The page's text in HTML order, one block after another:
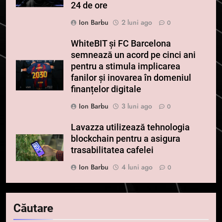
24 de ore
Ion Barbu
2 luni ago 0
WhiteBIT și FC Barcelona
semnează un acord pe cinci ani
pentru a stimula implicarea
fanilor și inovarea în domeniul
finanțelor digitale
Ion Barbu
3 luni ago 0
Lavazza utilizează tehnologia
blockchain pentru a asigura
trasabilitatea cafelei
Ion Barbu
4 luni ago 0
Căutare